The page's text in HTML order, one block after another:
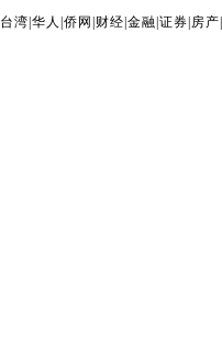
台湾 华人 侨网 财经 金融 证券 房产